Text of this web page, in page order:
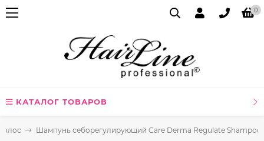
0
КАТАЛОГ ТОВАРОВ
Шампунь себорегулирующий Care Derma Regulate Shampoo